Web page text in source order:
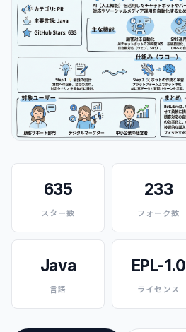
635
スター数
233
フォーク数
Java
言語
EPL-1.0
ライセンス